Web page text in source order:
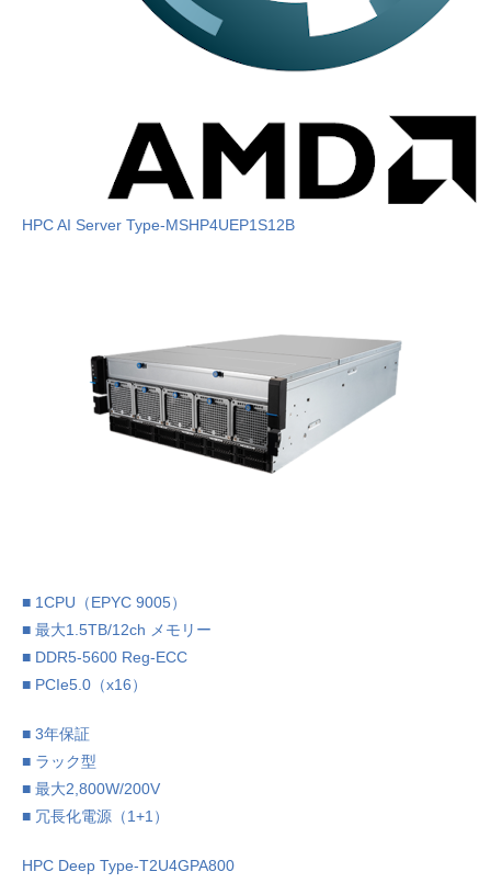
HPC AI Server Type-MSHP4UEP1S12B
■ 1CPU（EPYC 9005）
■ 最大1.5TB/12ch メモリー
■ DDR5-5600 Reg-ECC
■ PCIe5.0（x16）
■ 3年保証
■ ラック型
■ 最大2,800W/200V
■ 冗長化電源（1+1）
HPC Deep Type-T2U4GPA800